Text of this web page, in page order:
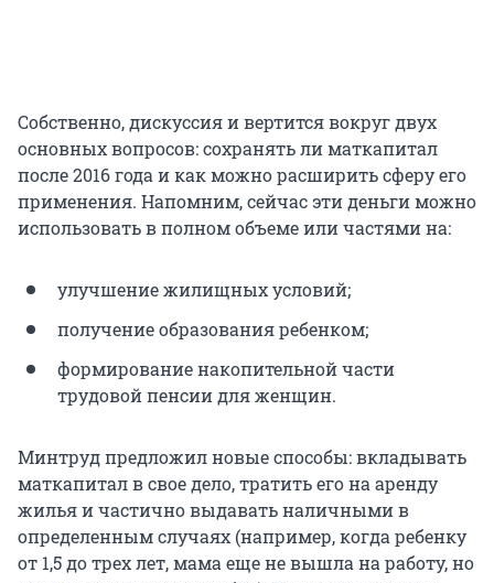
Собственно, дискуссия и вертится вокруг двух
основных вопросов: сохранять ли маткапитал
после 2016 года и как можно расширить сферу его
применения. Напомним, сейчас эти деньги можно
использовать в полном объеме или частями на:
улучшение жилищных условий;
получение образования ребенком;
формирование накопительной части
трудовой пенсии для женщин.
Минтруд предложил новые способы: вкладывать
маткапитал в свое дело, тратить его на аренду
жилья и частично выдавать наличными в
определенным случаях (например, когда ребенку
от 1,5 до трех лет, мама еще не вышла на работу, но